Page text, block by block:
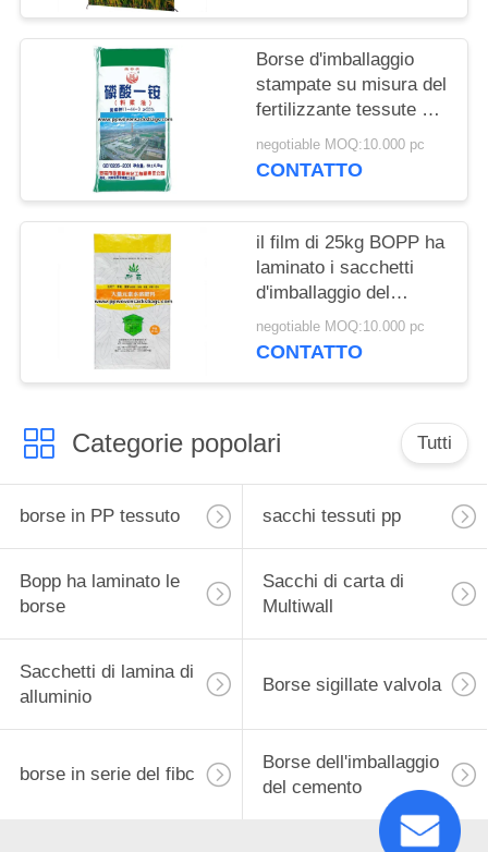
Borse d'imballaggio
stampate su misura del
fertilizzante tessute pp
per l'imballaggio del
Monoammonium
negotiable MOQ:10.000 pc
CONTATTO
il film di 25kg BOPP ha
laminato i sacchetti
d'imballaggio del
fertilizzante/sacchi
d'imballaggio agricoli di
negotiable MOQ:10.000 pc
CONTATTO
Categorie popolari Tutti
borse in PP tessuto sacchi tessuti pp
Bopp ha laminato le
borse
Sacchi di carta di
Multiwall
Sacchetti di lamina di
alluminio
Borse sigillate valvola
borse in serie del fibc
Borse dell'imballaggio
del cemento